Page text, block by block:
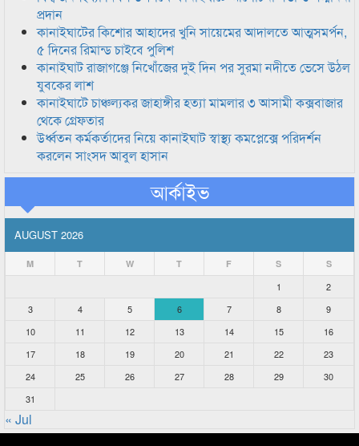
প্রদান
কানাইঘাটের কিশোর আহাদের খুনি সায়েমের আদালতে আত্মসমর্পন,
৫ দিনের রিমান্ড চাইবে পুলিশ
কানাইঘাট রাজাগঞ্জে নিখোঁজের দুই দিন পর সুরমা নদীতে ভেসে উঠল
যুবকের লাশ
কানাইঘাটে চাঞ্চল্যকর জাহাঙ্গীর হত্যা মামলার ৩ আসামী কক্সবাজার
থেকে গ্রেফতার
উর্ধ্বতন কর্মকর্তাদের নিয়ে কানাইঘাট স্বাস্থ্য কমপ্লেক্সে পরিদর্শন
করলেন সাংসদ আবুল হাসান
আর্কাইভ
AUGUST 2026
M T W T F S S
1
2
3
4 5 6 7 8
9
10
11 12 13 14 15
16
17
18 19 20 21 22
23
24
25 26 27 28 29
30
31
« Jul